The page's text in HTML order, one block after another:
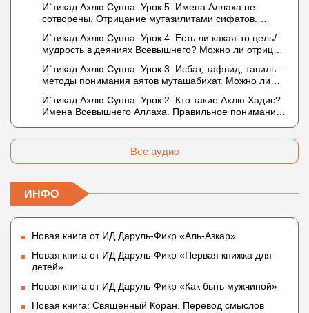
И`тикад Ахлю Сунна. Урок 5. Имена Аллаха не
сотворены. Отрицание мутазилитами сифатов.
И`тикад Ахлю Сунна. Урок 4. Есть ли какая-то цель/
мудрость в деяниях Всевышнего? Можно ли отрицать
не пришло в Коране и Сунне? Концепция ибн
Таймийи
И`тикад Ахлю Сунна. Урок 3. Исбат, тафвид, тавиль –
методы понимания аятов муташабихат. Можно ли
Что означает утверждение сифата «биля кейфа»
(без образа)?
И`тикад Ахлю Сунна. Урок 2. Кто такие Ахлю Хадис?
Имена Всевышнего Аллаха. Правильное понимание
Все аудио
ИНФО
Новая книга от ИД Даруль-Фикр «Аль-Азкар»
Новая книга от ИД Даруль-Фикр «Первая книжка для
детей»
Новая книга от ИД Даруль-Фикр «Как быть мужчиной»
Новая книга: Священный Коран. Перевод смыслов